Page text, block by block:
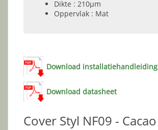
Dikte : 210µm
Oppervlak : Mat
Download installatiehandleiding
Download datasheet
Cover Styl NF09 - Cacao